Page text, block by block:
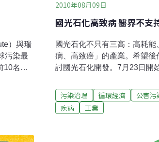
）與瑞
污染最
10名。
問題，
2010年08月09日
國光石化高致病 醫界不支
國光石化不只有三高：高耗
病、高致癌」的產業。希望
討國光石化開發。7月23日開
定因素，政府應正視。國光石
然而減少的一半，正好由六輕
化碳、有機化合物的排放嗎？
整個台灣，人人自危。江自
污染治理 循環經濟 公害污
疾病
工業